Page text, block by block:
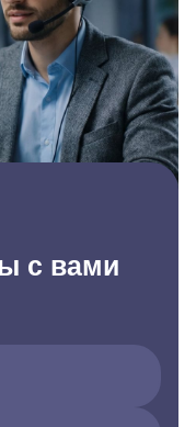
с вами